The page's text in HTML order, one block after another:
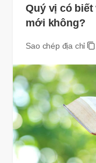
Quý vị có
mới không?
Sao chép địa chỉ